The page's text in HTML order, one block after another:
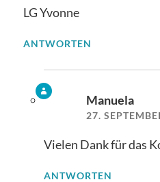
LG Yvonne
ANTWORTEN
Manuela
27.
Vielen Dank für das
ANTWORTEN